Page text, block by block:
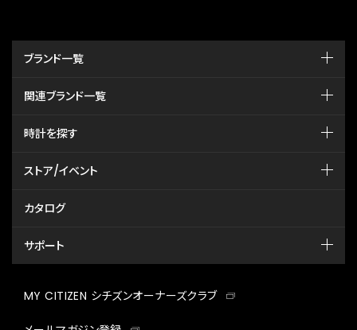
ブランド一覧
関連ブランド一覧
時計を探す
ストア/イベント
カタログ
サポート
MY CITIZEN シチズンオーナーズクラブ